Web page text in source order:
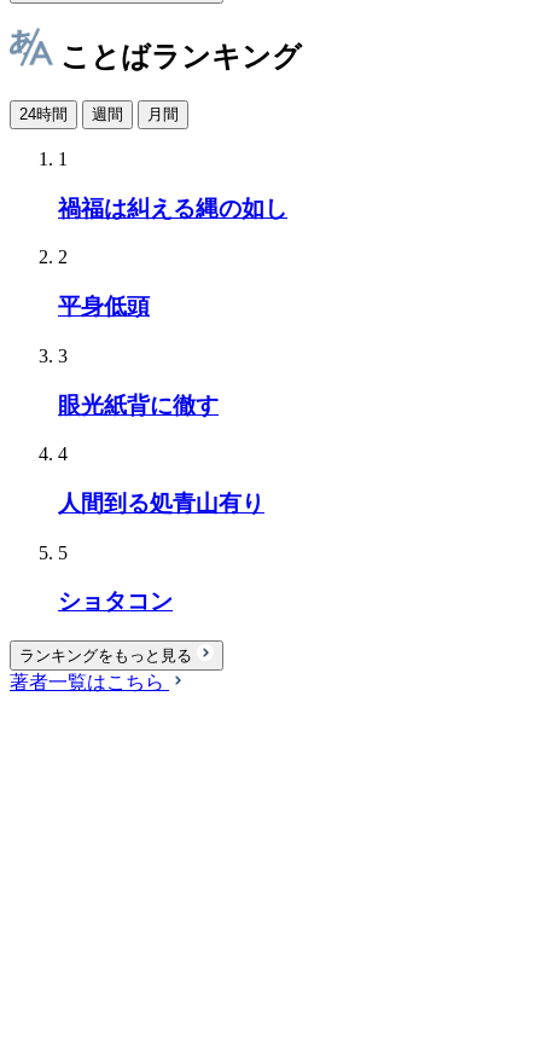
ことばランキング
24時間 週間 月間
1
禍福は糾える縄の如し
2
平身低頭
3
眼光紙背に徹す
4
人間到る処青山有り
5
ショタコン
ランキングをもっと見る
著者一覧はこちら